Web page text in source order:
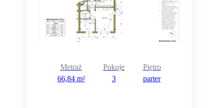
Metraż
66,84 m²
Pokoje
3
Piętro
parter